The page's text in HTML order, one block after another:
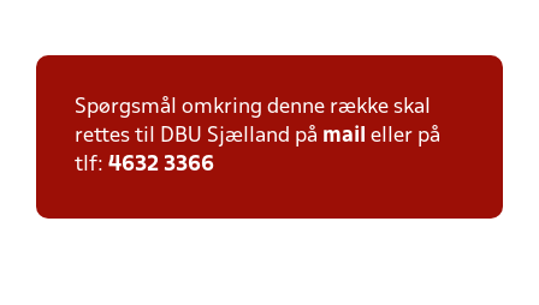
Spørgsmål omkring denne række skal
rettes til DBU Sjælland på mail eller på
tlf: 4632 3366